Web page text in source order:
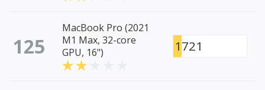
125
MacBook Pro (2021
M1 Max, 32-core
GPU, 16")
1721